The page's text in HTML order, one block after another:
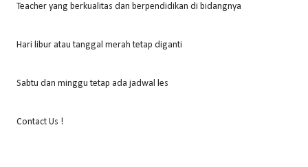
Teacher yang berkualitas dan berpendidikan di bidangnya
Hari libur atau tanggal merah tetap diganti
Sabtu dan minggu tetap ada jadwal les
Contact Us !